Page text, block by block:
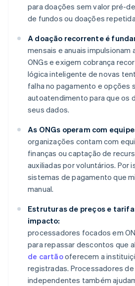
para doações sem valor pré-
de fundos ou doações
A doação recorrente é
mensais e anuais impulsionam
ONGs e exigem cobrança
lógica inteligente de novas
falha no pagamento e opções
autoatendimento para que os
seus dados.
As ONGs operam com
organizações contam com
finanças ou captação de
auxiliadas por voluntários. Por
sistemas de pagamento que
manual.
Estruturas de preços e
impacto:
processadores focados em
para repassar descontos que
de cartãooferecem a
registradas. Processadores
independentes também